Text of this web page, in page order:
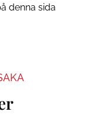
denna sida